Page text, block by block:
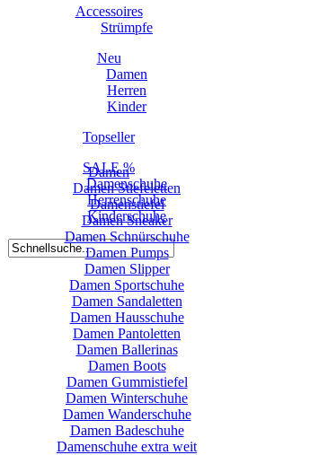
Accessoires
Strümpfe
Neu
Damen
Herren
Kinder
Topseller
SALE %
Damenschuhe
Herrenschuhe
Kinderschuhe
Damen
Damen Stiefeletten
Damenstiefel
Damen Sneaker
Damen Schnürschuhe
Damen Pumps
Damen Slipper
Damen Sportschuhe
Damen Sandaletten
Damen Hausschuhe
Damen Pantoletten
Damen Ballerinas
Damen Boots
Damen Gummistiefel
Damen Winterschuhe
Damen Wanderschuhe
Damen Badeschuhe
Damenschuhe extra weit